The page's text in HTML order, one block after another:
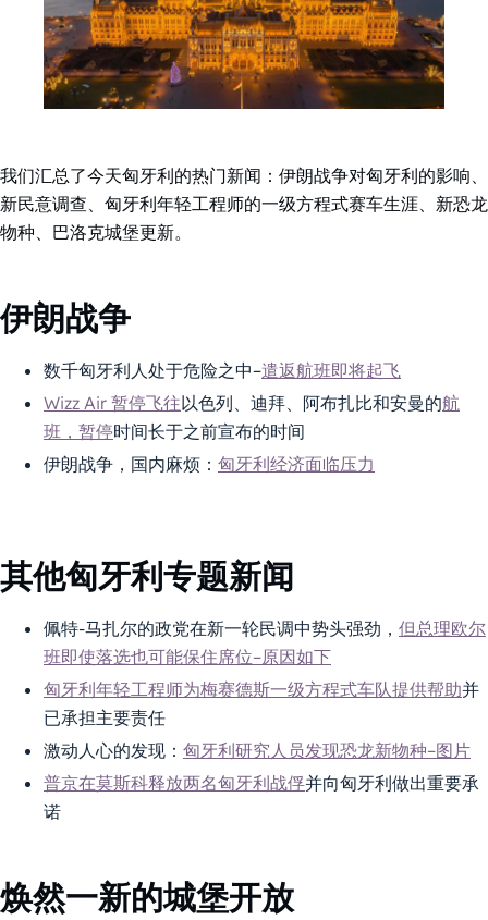
我们汇总了今天匈牙利的热门新闻：伊朗战争对匈牙利的影响、
新民意调查、匈牙利年轻工程师的一级方程式赛车生涯、新恐龙
物种、巴洛克城堡更新。
伊朗战争
数千匈牙利人处于危险之中–遣返航班即将起飞
Wizz Air 暂停飞往以色列、迪拜、阿布扎比和安曼的航
班，暂停时间长于之前宣布的时间
伊朗战争，国内麻烦： 匈牙利经济面临压力
其他匈牙利专题新闻
佩特-马扎尔的政党在新一轮民调中势头强劲， 但总理欧尔
班即使落选也可能保住席位–原因如下
匈牙利年轻工程师为梅赛德斯一级方程式车队提供帮助并
已承担主要责任
激动人心的发现： 匈牙利研究人员发现恐龙新物种–图片
普京在莫斯科释放两名匈牙利战俘并向匈牙利做出重要承
诺
焕然一新的城堡开放